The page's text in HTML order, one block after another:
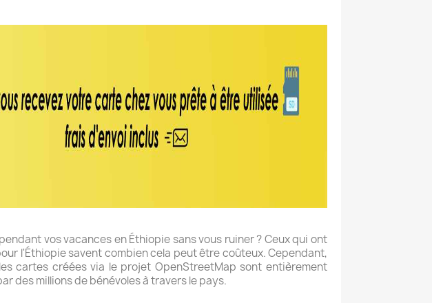
vos vacances en Éthiopie sans vous ruiner ? Ceux qui ont
l'Éthiopie savent combien cela peut être coûteux. Cependant,
cartes créées via le projet OpenStreetMap sont entièrement
des millions de bénévoles à travers le pays.